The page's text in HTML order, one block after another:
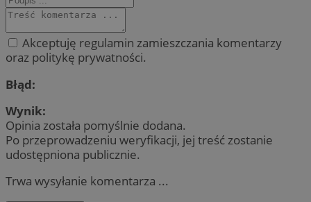
Akceptuję regulamin zamieszczania komentarzy
oraz politykę prywatności.
Błąd:
Wynik:
Opinia została pomyślnie dodana.
Po przeprowadzeniu weryfikacji, jej treść zostanie
udostępniona publicznie.
Trwa wysyłanie komentarza ...